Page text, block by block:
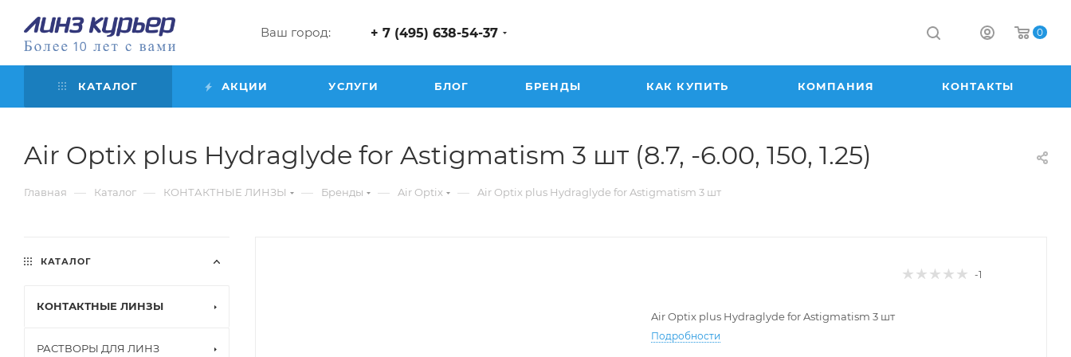
Ваш город: + 7 (495) 638-54-37 0
КАТАЛОГ АКЦИИ УСЛУГИ БЛОГ БРЕНДЫ КАК КУПИТЬ КОМПАНИЯ КОНТАКТЫ
Air Optix plus Hydraglyde for Astigmatism 3 шт (8.7, -6.00, 150, 1.25)
Главная — Каталог — КОНТАКТНЫЕ ЛИНЗЫ — Бренды — Air Optix — Air Optix plus Hydraglyde for Astigmatism 3 шт
-1
Air Optix plus Hydraglyde for Astigmatism 3 шт
Подробности
КАТАЛОГ
КОНТАКТНЫЕ ЛИНЗЫ
РАСТВОРЫ ДЛЯ ЛИНЗ